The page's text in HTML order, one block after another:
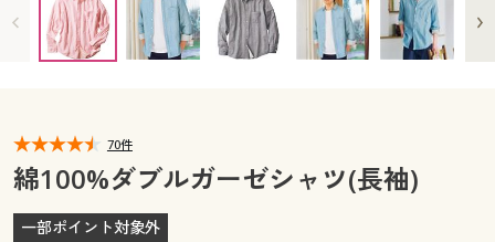
カタログ無料プレゼント
マイページ
閲覧履歴
会員メニュー
閲覧履歴 70件
綿100%ダブルガーゼシャツ(長袖)
一部ポイント対象外